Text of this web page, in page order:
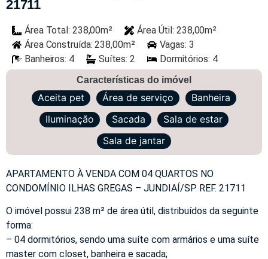
21711
Área Total: 238,00m²
Área Útil: 238,00m²
Área Construída: 238,00m²
Vagas: 3
Banheiros: 4
Suítes: 2 Dormitórios: 4
Características do imóvel
Aceita pet Área de serviço
Banheira
Iluminação
Sacada
Sala de estar
Sala de jantar
APARTAMENTO À VENDA COM 04 QUARTOS NO
CONDOMÍNIO ILHAS GREGAS – JUNDIAÍ/SP REF. 21711
O imóvel possui 238 m² de área útil, distribuídos da seguinte
forma:
– 04 dormitórios, sendo uma suíte com armários e uma suíte
master com closet, banheira e sacada;